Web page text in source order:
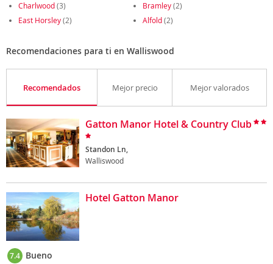
Charlwood(3) Bramley(2)
East Horsley(2) Alfold(2)
Recomendaciones para ti en Walliswood
Recomendados Mejor precio Mejor valorados
Gatton Manor Hotel & Country Club
Standon Ln,
Walliswood
Hotel Gatton Manor
7.4 Bueno